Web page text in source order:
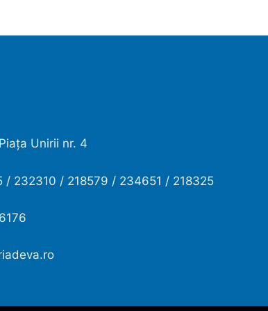
Unirii nr. 4
/ 232310 / 218579 / 234651 / 218325